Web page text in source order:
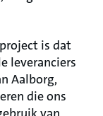
is dat
leveranciers
Aalborg,
die ons